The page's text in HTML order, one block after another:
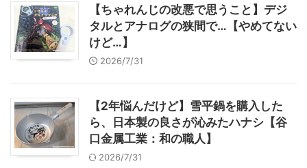
【ちゃれんじの改悪で思うこと】デジ
タルとアナログの狭間で…【やめてない
けど…】
2026/7/31
【2年悩んだけど】雪平鍋を購入した
ら、日本製の良さが沁みたハナシ【谷
口金属工業：和の職人】
2026/7/31